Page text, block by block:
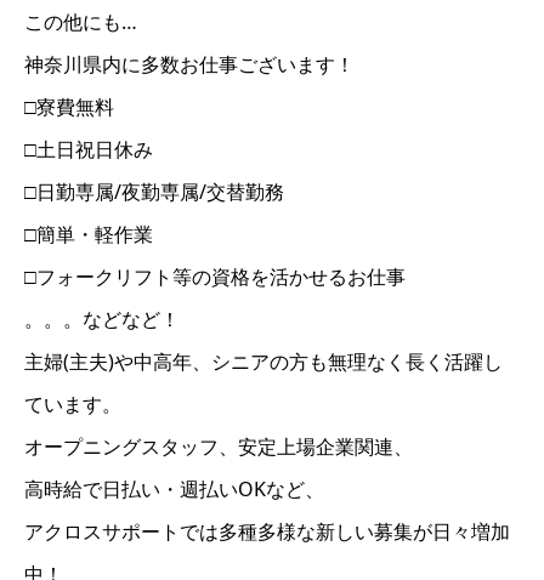
この他にも…
神奈川県内に多数お仕事ございます！
□寮費無料
□土日祝日休み
□日勤専属/夜勤専属/交替勤務
□簡単・軽作業
□フォークリフト等の資格を活かせるお仕事
。。。などなど！
主婦(主夫)や中高年、シニアの方も無理なく長く活躍し
ています。
オープニングスタッフ、安定上場企業関連、
高時給で日払い・週払いOKなど、
アクロスサポートでは多種多様な新しい募集が日々増加
中！